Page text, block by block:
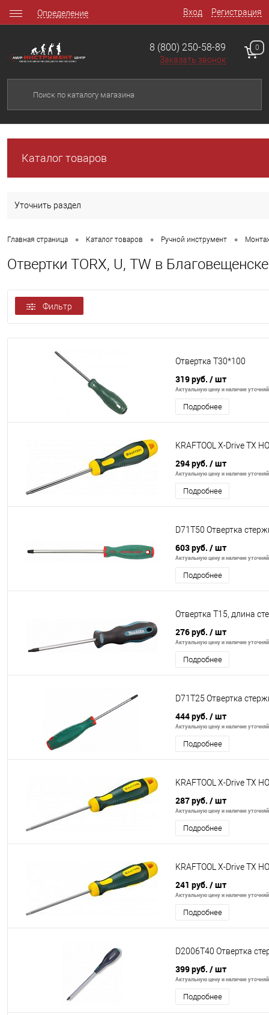
Вход Регистрация
Определение
8 (800) 250-58-89
Заказать звонок
0
Каталог товаров
Уточнить раздел
Главная страница • Каталог товаров • Ручной инструмент •
Отвертки TORX, U, TW в Благовещенске
Фильтр
Отвертка Т30*100
319 руб. / шт
Актуальную цену и наличие
Подробнее
KRAFTOOL Х-Drive TX
294 руб. / шт
Актуальную цену и наличие
Подробнее
D71T50 Отвертка
603 руб. / шт
Актуальную цену и наличие
Подробнее
Отвертка T15, длина
276 руб. / шт
Актуальную цену и наличие
Подробнее
D71T25 Отвертка
444 руб. / шт
Актуальную цену и наличие
Подробнее
KRAFTOOL Х-Drive TX
287 руб. / шт
Актуальную цену и наличие
Подробнее
KRAFTOOL Х-Drive TX
241 руб. / шт
Актуальную цену и наличие
Подробнее
D2006T40 Отвертка
399 руб. / шт
Актуальную цену и наличие
Подробнее